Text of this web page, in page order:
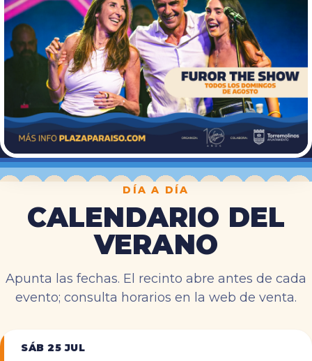
DÍA A DÍA
CALENDARIO DEL
VERANO
Apunta las fechas. El recinto abre antes de cada
evento; consulta horarios en la web de venta.
SÁB 25 JUL